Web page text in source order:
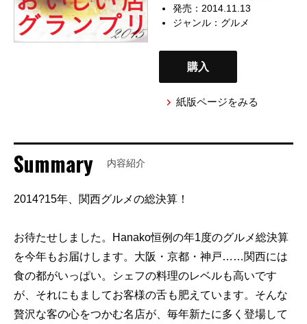
発売：2014.11.13
ジャンル： グルメ
購入
紙版ページをみる
Summary 内容紹介
2014?15年、関西グルメの総決算！
お待たせしました。Hanako恒例の年1度のグルメ総決算
を今年もお届けします。大阪・京都・神戸……関西には
食の都がいっぱい。シェフの料理のレベルも高いです
が、それにもましてお客様の舌も肥えています。そんな
贅沢な客の心をつかむ名店が、毎年新たに多く登場して